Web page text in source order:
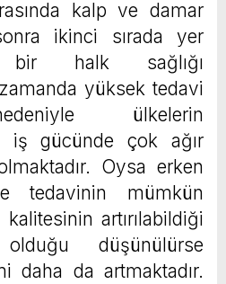
kalp ve damar
ikinci sırada yer
halk sağlığı
yüksek tedavi
ülkelerin
iş gücünde çok ağır
Oysa erken
tedavinin mümkün
artırılabildiği
düşünülürse
daha da artmaktadır.